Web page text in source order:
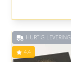
HURTIG LEVERING
4.4